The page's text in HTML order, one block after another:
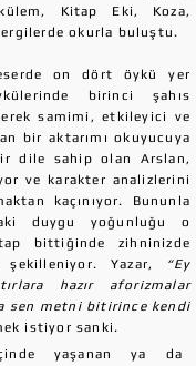
Kitap Eki, Koza,
okurla buluştu.
on dört öykü yer
birinci şahıs
samimi, etkileyici ve
bir aktarımı okuyucuya
dile sahip olan Arslan,
ve karakter analizlerini
kaçınıyor. Bununla
duygu yoğunluğu o
bittiğinde zihninizde
şekilleniyor. Yazar,
“Ey
hazır aforizmalar
sen metni bitirince kendi
istiyor sanki.
yaşanan ya da